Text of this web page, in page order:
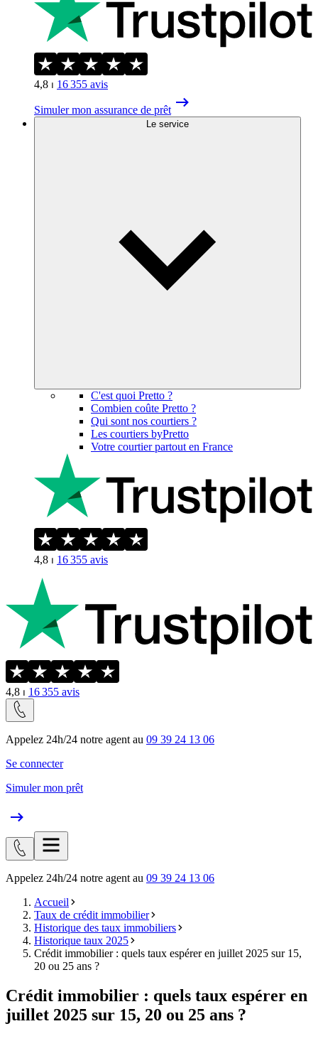
4,8 ⏐ 16 355 avis
Simuler mon assurance de prêt
Le service
C'est quoi Pretto ?
Combien coûte Pretto ?
Qui sont nos courtiers ?
Les courtiers byPretto
Votre courtier partout en France
4,8 ⏐ 16 355 avis
4,8 ⏐ 16 355 avis
Appelez 24h/24 notre agent au 09 39 24 13 06
Se connecter
Simuler mon prêt
Appelez 24h/24 notre agent au 09 39 24 13 06
Accueil
Taux de crédit immobilier
Historique des taux immobiliers
Historique taux 2025
Crédit immobilier : quels taux espérer en juillet 2025 sur 15,
20 ou 25 ans ?
Crédit immobilier : quels taux espérer en
juillet 2025 sur 15, 20 ou 25 ans ?